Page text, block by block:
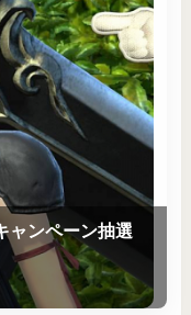
ャンペーン抽選